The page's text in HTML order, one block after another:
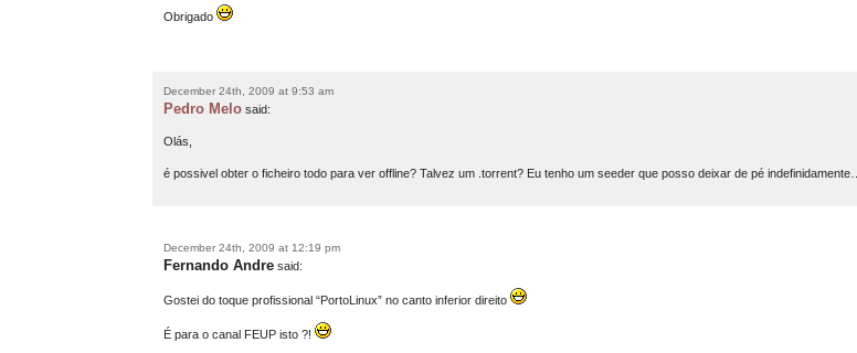
Obrigado
December 24th, 2009 at 9:53 am
Pedro Melosaid:
Olás,
é possivel obter o ficheiro todo para ver offline? Talvez um .torrent? Eu tenho um seeder que posso deixar de pé indefinidamente…
December 24th, 2009 at 12:19 pm
Fernando Andresaid:
Gostei do toque profissional “PortoLinux” no canto inferior direito
É para o canal FEUP isto ?!